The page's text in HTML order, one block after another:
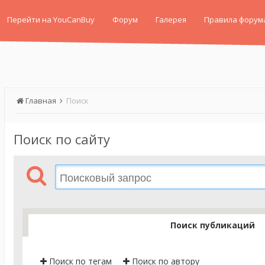
Перейти на YouCanBuy Форум Галерея Правила
Главная Поиск
Поиск по сайту
Поиск публикаций
Поиск по тегам Поиск по автору